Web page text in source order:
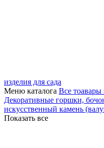
изделия для сада
Меню каталога Все тоавары
Декоративные горшки,
искусственный камень
Показать все